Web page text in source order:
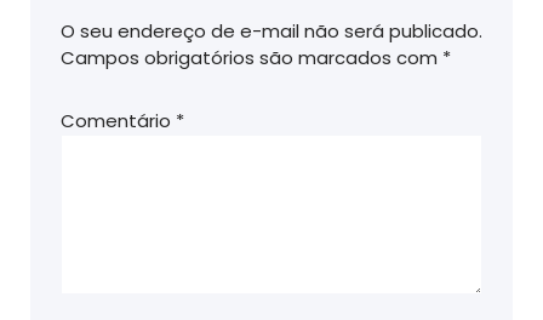
O seu endereço de e-mail não será publicado.
Campos obrigatórios são marcados com *
Comentário *